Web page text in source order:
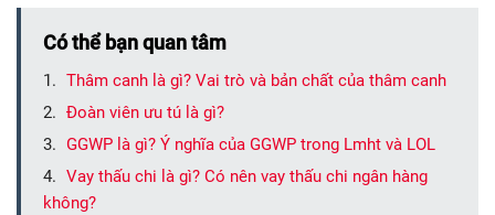
Có thể bạn quan tâm
Thâm canh là gì? Vai trò và bản chất của thâm canh
Đoàn viên ưu tú là gì?
GGWP là gì? Ý nghĩa của GGWP trong Lmht và LOL
Vay thấu chi là gì? Có nên vay thấu chi ngân hàng
không?